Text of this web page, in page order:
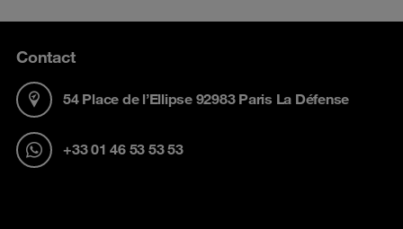
Contact
54 Place de l’Ellipse 92983 Paris La Défense
+33 01 46 53 53 53